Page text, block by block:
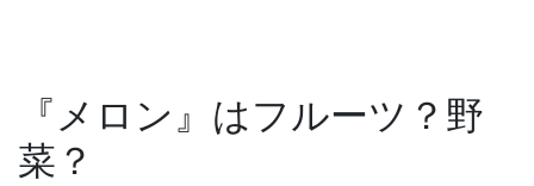
『メロン』はフルーツ？野
菜？